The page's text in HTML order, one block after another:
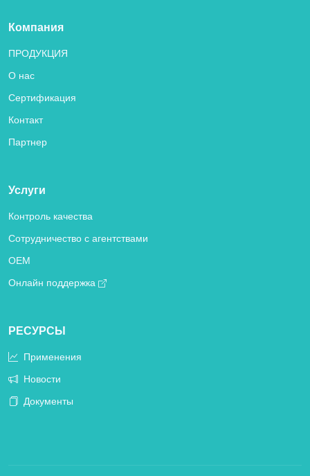
Компания
ПРОДУКЦИЯ
О нас
Сертификация
Контакт
Партнер
Услуги
Контроль качества
Сотрудничество с агентствами
OEM
Онлайн поддержка
РЕСУРСЫ
Применения
Новости
Документы